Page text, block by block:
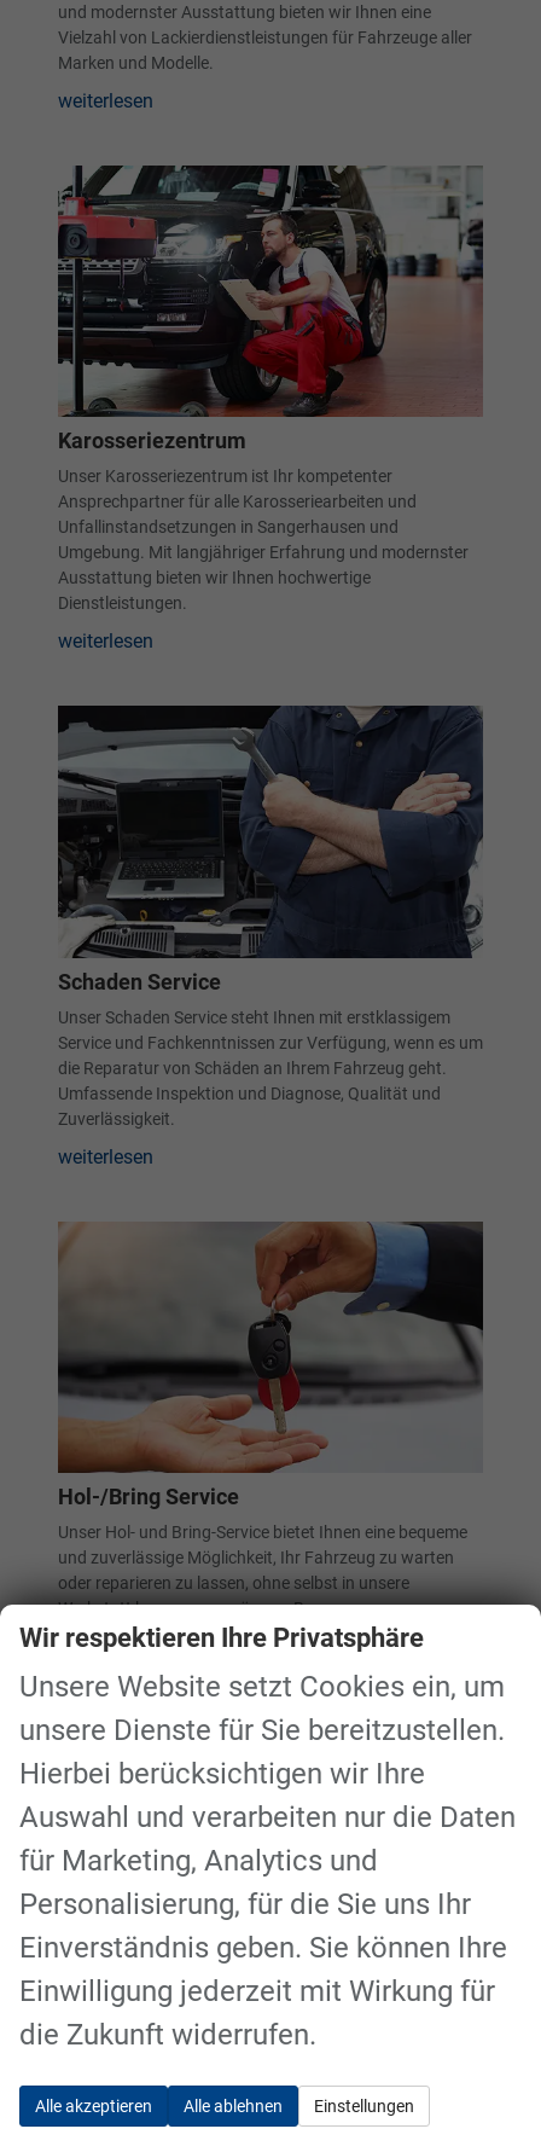
und modernster Ausstattung bieten wir Ihnen eine
Vielzahl von Lackierdienstleistungen für Fahrzeuge aller
Marken und Modelle.
weiterlesen
Karosseriezentrum
Unser Karosseriezentrum ist Ihr kompetenter
Ansprechpartner für alle Karosseriearbeiten und
Unfallinstandsetzungen in Sangerhausen und
Umgebung. Mit langjähriger Erfahrung und modernster
Ausstattung bieten wir Ihnen hochwertige
Dienstleistungen.
weiterlesen
Schaden Service
Unser Schaden Service steht Ihnen mit erstklassigem
Service und Fachkenntnissen zur Verfügung, wenn es um
die Reparatur von Schäden an Ihrem Fahrzeug geht.
Umfassende Inspektion und Diagnose, Qualität und
Zuverlässigkeit.
weiterlesen
Hol-/Bring Service
Unser Hol- und Bring-Service bietet Ihnen eine bequeme
und zuverlässige Möglichkeit, Ihr Fahrzeug zu warten
oder reparieren zu lassen, ohne selbst in unsere
Werkstatt kommen zu müssen. Bequeme
Fahrzeugwartung ohne Aufwand.
weiterlesen
Wartung & Reparatur
Von der Inspektion bis zur Unfallinstandsetzung ist Ihr
Händen.
Wir respektieren Ihre Privatsphäre
Unsere Website setzt Cookies ein, um
unsere Dienste für Sie bereitzustellen.
Hierbei berücksichtigen wir Ihre
Auswahl und verarbeiten nur die Daten
für Marketing, Analytics und
Personalisierung, für die Sie uns Ihr
Einverständnis geben. Sie können Ihre
Einwilligung jederzeit mit Wirkung für
die Zukunft widerrufen.
Alle akzeptieren Alle ablehnen Einstellungen